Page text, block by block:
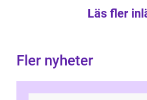
Läs fler
Fler nyheter